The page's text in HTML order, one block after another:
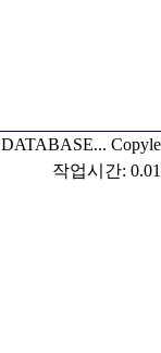
작업시간: